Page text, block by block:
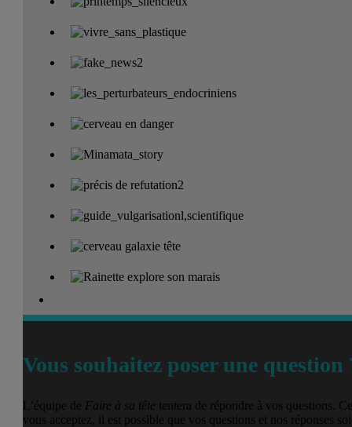
Vous souhaitez poser une question
L’équipe de Faire à sa tête tentera de répondre à vos questions.
vous acceptez, il est possible que vos questions et nos réponses